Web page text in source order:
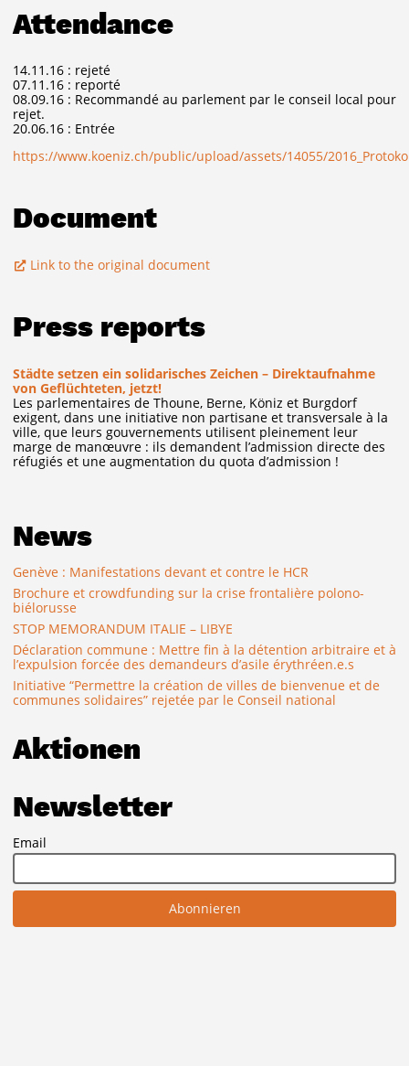
Attendance
14.11.16 : rejeté
07.11.16 : reporté
08.09.16 : Recommandé au parlement par le conseil local pour
rejet.
20.06.16 : Entrée
https://www.koeniz.ch/public/upload/assets/14055/
Document
Link to the original document
Press reports
Städte setzen ein solidarisches Zeichen – Direktaufnahme
von Geflüchteten, jetzt!
Les parlementaires de Thoune, Berne, Köniz et Burgdorf
exigent, dans une initiative non partisane et transversale à la
ville, que leurs gouvernements utilisent pleinement leur
marge de manœuvre : ils demandent l’admission directe des
réfugiés et une augmentation du quota d’admission !
News
Genève : Manifestations devant et contre le HCR
Brochure et crowdfunding sur la crise frontalière polono-
biélorusse
STOP MEMORANDUM ITALIE – LIBYE
Déclaration commune : Mettre fin à la détention arbitraire et à
l’expulsion forcée des demandeurs d’asile érythréen.e.s
Initiative “Permettre la création de villes de bienvenue et de
communes solidaires” rejetée par le Conseil national
Aktionen
Newsletter
Email